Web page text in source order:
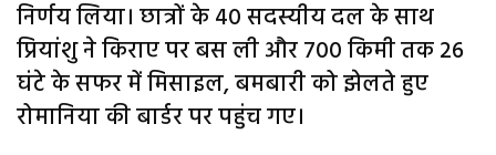
निर्णय लिया। छात्रों के 40 सदस्यीय दल के साथ
प्रियांशु ने किराए पर बस ली और 700 किमी तक 26
घंटे के सफर में मिसाइल, बमबारी को झेलते हुए
रोमानिया की बार्डर पर पहुंच गए।